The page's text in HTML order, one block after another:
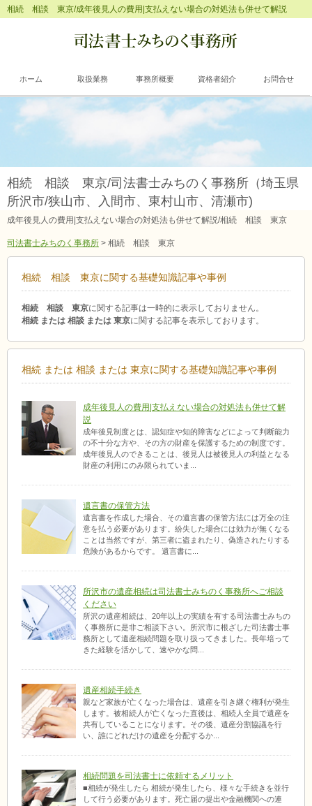
相続 相談 東京/成年後見人の費用|支払えない場合の対処法も併せて解説
ホーム 取扱業務 事務所概要 資格者紹介 お問合せ
相続 相談 東京/司法書士みちのく事務所（埼玉県
所沢市/狭山市、入間市、東村山市、清瀬市)
成年後見人の費用|支払えない場合の対処法も併せて解説/相続 相談 東京
司法書士みちのく事務所 > 相続 相談 東京
相続 相談 東京に関する基礎知識記事や事例
相続 相談 東京に関する記事は一時的に表示しておりません。
相続 または 相談 または 東京に関する記事を表示しております。
相続 または 相談 または 東京に関する基礎知識記事や事例
成年後見人の費用|支払えない場合の対処法も併せて解
説
成年後見制度とは、認知症や知的障害などによって判断能力
の不十分な方や、その方の財産を保護するための制度です。
成年後見人のできることは、後見人は被後見人の利益となる
財産の利用にのみ限られていま...
遺言書の保管方法
遺言書を作成した場合、その遺言書の保管方法には万全の注
意を払う必要があります。紛失した場合には効力が無くなる
ことは当然ですが、第三者に盗まれたり、偽造されたりする
危険があるからです。 遺言書に...
所沢市の遺産相続は司法書士みちのく事務所へご相談
ください
所沢の遺産相続は、20年以上の実績を有する司法書士みちの
く事務所に是非ご相談下さい。所沢市に根ざした司法書士事
務所として遺産相続問題を取り扱ってきました。長年培って
きた経験を活かして、速やかな問...
遺産相続手続き
親など家族が亡くなった場合は、遺産を引き継ぐ権利が発生
します。被相続人が亡くなった直後は、相続人全員で遺産を
共有していることになります。その後、遺産分割協議を行
い、誰にどれだけの遺産を分配するか...
相続問題を司法書士に依頼するメリット
■相続が発生したら 相続が発生したら、様々な手続きを並行
して行う必要があります。死亡届の提出や金融機関への連